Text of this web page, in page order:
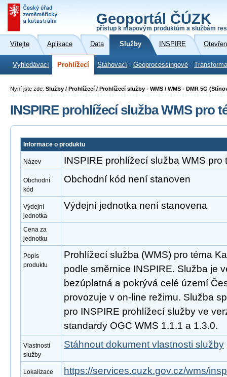
Geoportál ČÚZK
přístup k mapovým produktům a službám
Vítejte Aplikace Data Služby INSPIRE
Vyhledávací Prohlížecí Stahovací Geoprocessingové
Nyní jste zde: Služby / Prohlížecí / Prohlížecí služby - WMS / WMS - DMR 5G
INSPIRE prohlížecí služba WMS pro
Informace o produktu
Název INSPIRE prohlížecí služba WMS pro
Obchodní
kód
Obchodní kód není stanoven
Výdejní
jednotka
Výdejní jednotka není stanovena
Cena za
jednotku
Popis
produktu
Prohlížecí služba (WMS) pro téma
podle směrnice INSPIRE. Služba je
bezúplatná a pokrývá celé území
provozuje v on-line režimu. Služba
pro INSPIRE prohlížecí služby ve
standardy OGC WMS 1.1.1 a 1.3.0.
Vlastnosti
služby
Stáhnout dokument vlastnosti služby
Lokalizace
https://services.cuzk.gov.cz/wms/